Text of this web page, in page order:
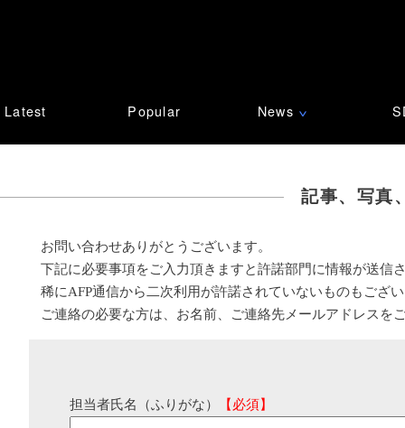
Latest Popular News ∨
記事、写真
お問い合わせありがとうございます。
下記に必要事項をご入力頂きますと許諾部門に情報が送信
稀にAFP通信から二次利用が許諾されていないものもござ
ご連絡の必要な方は、お名前、ご連絡先メールアドレスを
担当者氏名（ふりがな） 【必須】